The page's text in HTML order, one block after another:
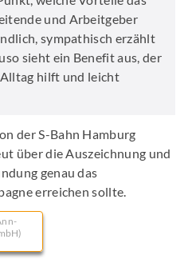
und Arbeitgeber
sympathisch erzählt
sieht ein Benefit aus, der
hilft und leicht
der S-Bahn Hamburg
über die Auszeichnung und
genau das
erreichen sollte.